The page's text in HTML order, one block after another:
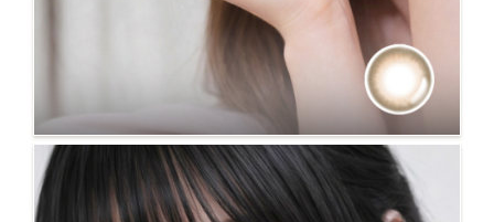
NO.132 ZUNE 棕 新上市